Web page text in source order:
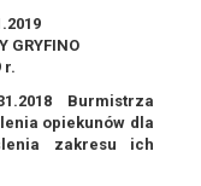
GRYFINO
r.
Burmistrza
opiekunów dla
zakresu ich
w
w ramach
publicznej
bądź
do celów